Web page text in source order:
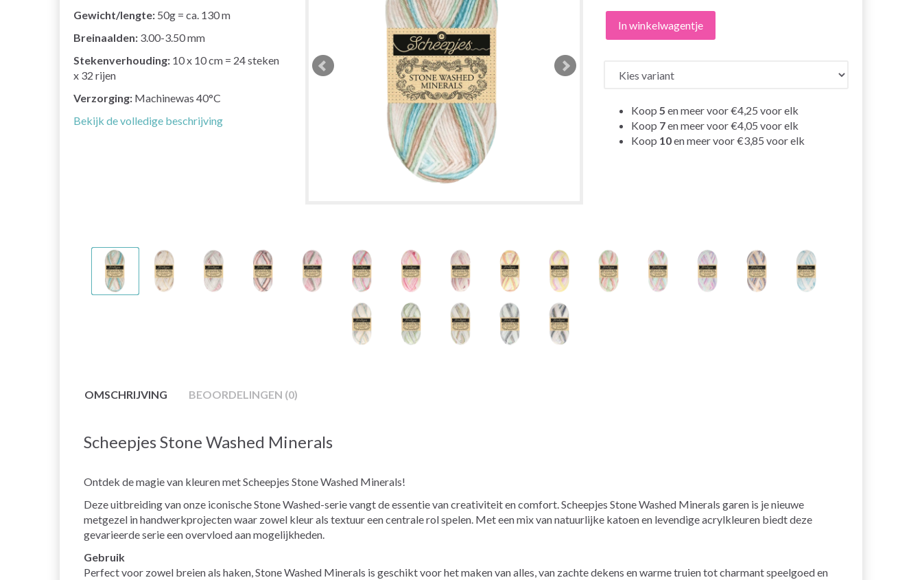
Gewicht/lengte: 50g = ca. 130 m
Breinaalden: 3.00-3.50 mm
Stekenverhouding: 10 x 10 cm = 24 steken
x 32 rijen
Verzorging: Machinewas 40°C
Bekijk de volledige beschrijving
In winkelwagentje
Koop5 en meer voor€4,25voor elk
Koop 7en meer voor€4,05voor elk
Koop 10en meer voor€3,85voor elk
OMSCHRIJVING BEOORDELINGEN (0)
Scheepjes Stone Washed Minerals
Ontdek de magie van kleuren met Scheepjes Stone Washed Minerals!
Deze uitbreiding van onze iconische Stone Washed-serie vangt de essentie van creativiteit en comfort. Scheepjes Stone Washed Minerals garen is je nieuwe
metgezel in handwerkprojecten waar zowel kleur als textuur een centrale rol spelen. Met een mix van natuurlijke katoen en levendige acrylkleuren biedt deze
gevarieerde serie een overvloed aan mogelijkheden.
Gebruik
Perfect voor zowel breien als haken, Stone Washed Minerals is geschikt voor het maken van alles, van zachte dekens en warme truien tot charmant speelgoed en